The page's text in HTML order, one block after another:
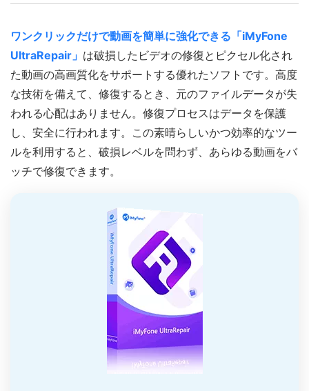
ワンクリックだけで動画を簡単に強化できる「iMyFone
UltraRepair」 は破損したビデオの修復とピクセル化され
た動画の高画質化をサポートする優れたソフトです。高度
な技術を備えて、修復するとき、元のファイルデータが失
われる心配はありません。修復プロセスはデータを保護
し、安全に行われます。この素晴らしいかつ効率的なツー
ルを利用すると、破損レベルを問わず、あらゆる動画をバ
ッチで修復できます。